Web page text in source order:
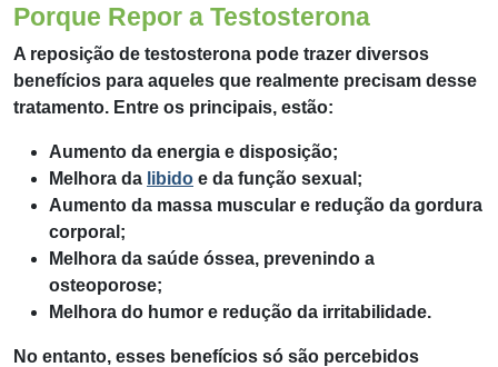
Porque Repor a Testosterona
A reposição de testosterona pode trazer diversos
benefícios para aqueles que realmente precisam desse
tratamento. Entre os principais, estão:
Aumento da energia e disposição;
Melhora da libido e da função sexual;
Aumento da massa muscular e redução da gordura
corporal;
Melhora da saúde óssea, prevenindo a
osteoporose;
Melhora do humor e redução da irritabilidade.
No entanto, esses benefícios só são percebidos